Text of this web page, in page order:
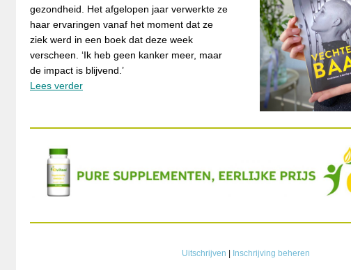
gezondheid. Het afgelopen jaar verwerkte ze
haar ervaringen vanaf het moment dat ze
ziek werd in een boek dat deze week
verscheen. ‘Ik heb geen kanker meer, maar
de impact is blijvend.’
Lees verder
Uitschrijven Inschrijving beheren